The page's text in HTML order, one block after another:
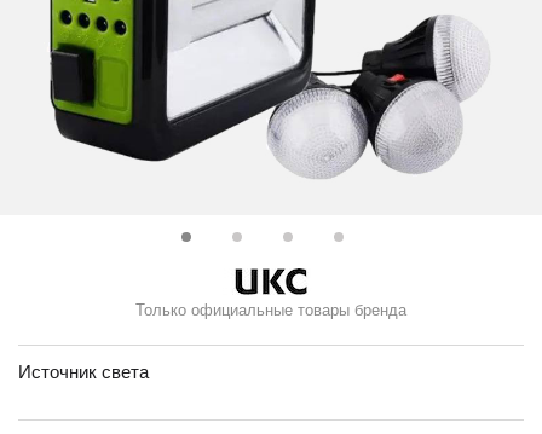
Только официальные товары бренда
Источник света